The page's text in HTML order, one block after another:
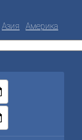
Азия Америка